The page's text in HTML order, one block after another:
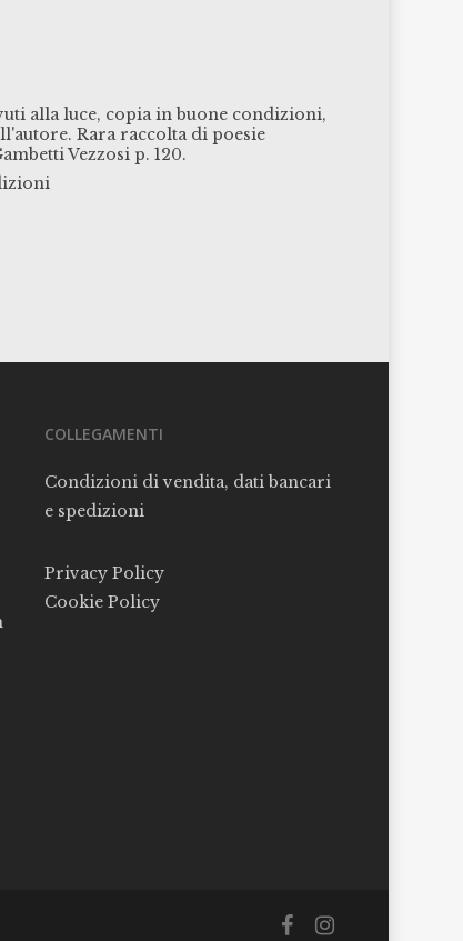
alla luce, copia in buone condizioni,
Rara raccolta di poesie
Vezzosi p. 120.
COLLEGAMENTI
Condizioni di vendita, dati bancari
e spedizioni
Privacy Policy
Cookie Policy
facebookinstagram